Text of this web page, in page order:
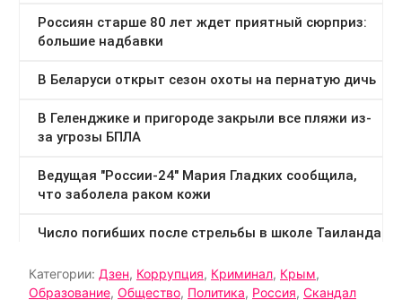
Категории: Дзен, Коррупция, Криминал, Крым,
Образование, Общество, Политика, Россия, Скандал